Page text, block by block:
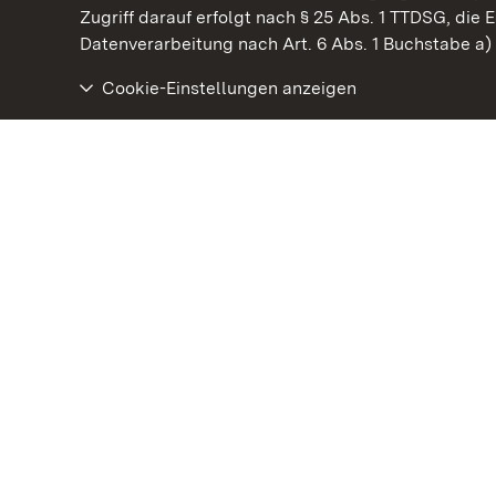
Zugriff darauf erfolgt nach § 25 Abs. 1 TTDSG, die
Datenverarbeitung nach Art. 6 Abs. 1 Buchstabe a)
Cookie-Einstellungen anzeigen
Kommen. Staunen. Genießen.